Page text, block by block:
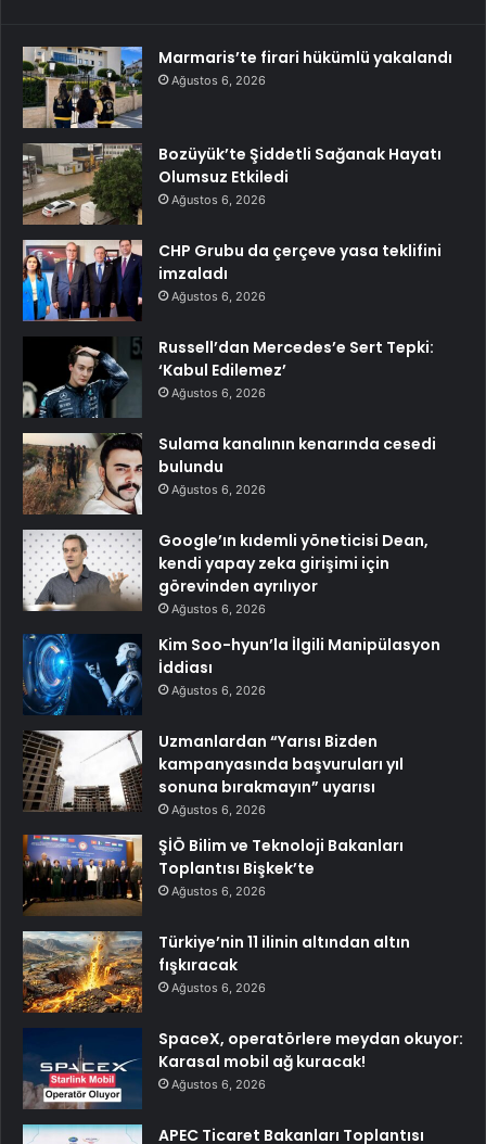
Marmaris’te firari hükümlü yakalandı
Ağustos 6, 2026
Bozüyük’te Şiddetli Sağanak Hayatı
Olumsuz Etkiledi
Ağustos 6, 2026
CHP Grubu da çerçeve yasa teklifini
imzaladı
Ağustos 6, 2026
Russell’dan Mercedes’e Sert Tepki:
‘Kabul Edilemez’
Ağustos 6, 2026
Sulama kanalının kenarında cesedi
bulundu
Ağustos 6, 2026
Google’ın kıdemli yöneticisi Dean,
kendi yapay zeka girişimi için
görevinden ayrılıyor
Ağustos 6, 2026
Kim Soo-hyun’la İlgili Manipülasyon
İddiası
Ağustos 6, 2026
Uzmanlardan “Yarısı Bizden
kampanyasında başvuruları yıl
sonuna bırakmayın” uyarısı
Ağustos 6, 2026
ŞİÖ Bilim ve Teknoloji Bakanları
Toplantısı Bişkek’te
Ağustos 6, 2026
Türkiye’nin 11 ilinin altından altın
fışkıracak
Ağustos 6, 2026
SpaceX, operatörlere meydan okuyor:
Karasal mobil ağ kuracak!
Ağustos 6, 2026
APEC Ticaret Bakanları Toplantısı